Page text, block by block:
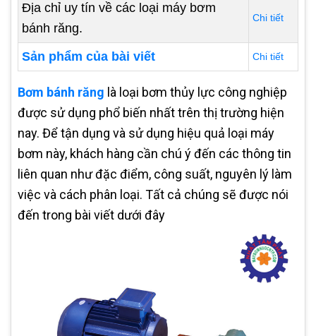
Địa chỉ uy tín về các loại máy bơm
bánh răng.
Chi tiết
Sản phẩm của bài viết Chi tiết
Bơm bánh răng là loại bơm thủy lực công nghiệp
được sử dụng phổ biến nhất trên thị trường hiện
nay. Để tận dụng và sử dụng hiệu quả loại máy
bơm này, khách hàng cần chú ý đến các thông tin
liên quan như đặc điểm, công suất, nguyên lý làm
việc và cách phân loại. Tất cả chúng sẽ được nói
đến trong bài viết dưới đây